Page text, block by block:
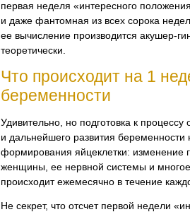
первая неделя «интересного
и даже фантомная из всех сорока
ее вычисление производится акушер-
теоретически.
Что происходит на 1
беременности
Удивительно, но подготовка к процессу
и дальнейшего развития беременности
формирования яйцеклетки: изменение
женщины, ее нервной системы и
происходит ежемесячно в течение
Не секрет, что отсчет первой недели